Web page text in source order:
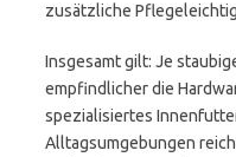
zusätzliche
Insgesamt gilt: Je
empfindlicher die
spezialisiertes
Alltagsumgebungen